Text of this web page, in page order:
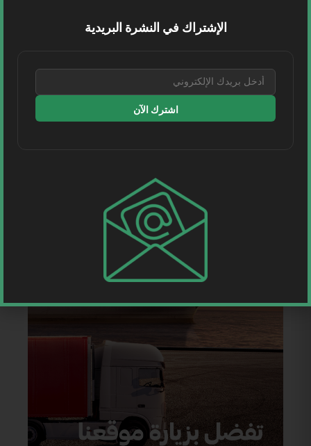
الإشتراك في النشرة البريدية
اشترك الآن